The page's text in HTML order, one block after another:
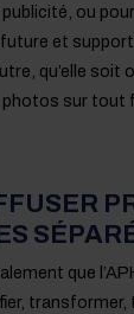
ou
et support
qu’elle soit
photos sur tout
que